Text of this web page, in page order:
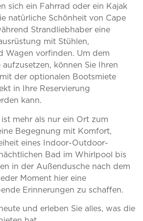
sich ein Fahrrad oder ein Kajak
natürliche Schönheit von Cape
Strandliebhaber eine
mit Stühlen,
Wagen vorfinden. Um dem
können Sie Ihren
der optionalen Bootsmiete
in Ihre Reservierung
kann.
mehr als nur ein Ort zum
Begegnung mit Komfort,
eines Indoor-Outdoor-
Bad im Whirlpool bis
in der Außendusche nach dem
Moment hier eine
Erinnerungen zu schaffen.
und erleben Sie alles, was die